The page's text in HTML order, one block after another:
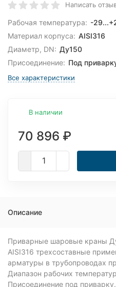
Написать
Рабочая температура: -
Материал корпуса: AISI316
Диаметр, DN: Ду150
Присоединение: Под
Все характеристики
В наличии
70 896 ₽
Описание
Приварные шаровые краны
AISI316 трехсоставные
арматуры в трубопроводах
Диапазон рабочих
Присоединение под